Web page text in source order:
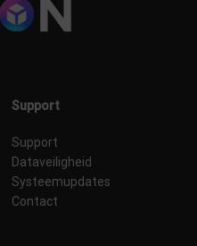
Support
Support
Dataveiligheid
Systeemupdates
Contact